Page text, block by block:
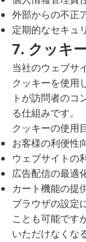
外部からの不正
定期的なセキュ
7. クッキ
当社のウェブサ
クッキーを使用
トが訪問者のコ
る仕組みです。
クッキーの使用
お客様の利便性
ウェブサイトの
広告配信の最適
カート機能の提
ブラウザの設定
ことも可能です
いただけなくな